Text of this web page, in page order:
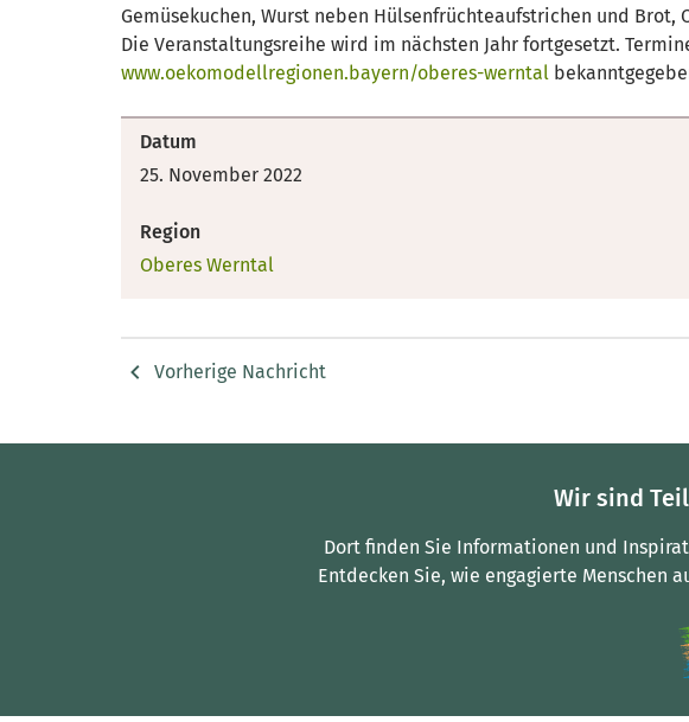
Gemüsekuchen, Wurst neben Hülsenfrüchteaufstrichen und
Die Veranstaltungsreihe wird im nächsten Jahr fortgesetzt.
www.oekomodellregionen.bayern/oberes-werntal
Datum
25. November 2022
Region
Oberes Werntal
Vorherige Nachricht
Wir sind
Dort finden Sie Informationen und
Entdecken Sie, wie engagierte Menschen